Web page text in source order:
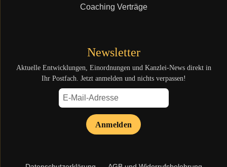
Coaching Verträge
Newsletter
Aktuelle Entwicklungen, Einordnungen und Kanzlei-News direkt in
Ihr Postfach. Jetzt anmelden und nichts verpassen!
Anmelden